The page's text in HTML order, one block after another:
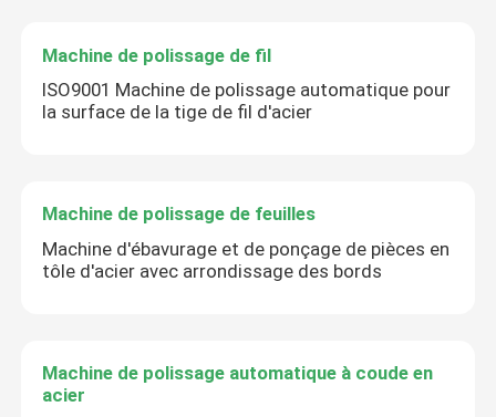
Machine de polissage de fil
ISO9001 Machine de polissage automatique pour
la surface de la tige de fil d'acier
Machine de polissage de feuilles
Machine d'ébavurage et de ponçage de pièces en
tôle d'acier avec arrondissage des bords
Machine de polissage automatique à coude en
acier